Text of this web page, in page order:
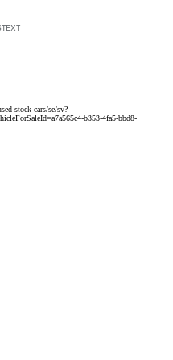
stock-cars/se/sv?
b353-4fa5-bbd8-